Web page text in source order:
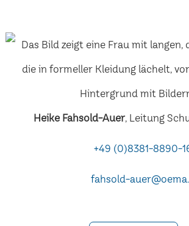
Heike Fahsold-Auer, Leitung
+49 (0)8381-8890-
fahsold-